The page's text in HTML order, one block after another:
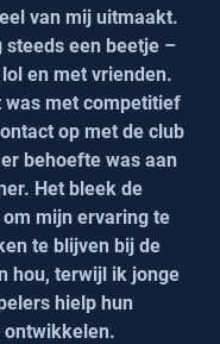
van mij uitmaakt.
steeds een beetje –
en met vrienden.
was met competitief
op met de club
behoefte was aan
Het bleek de
mijn ervaring te
te blijven bij de
hou, terwijl ik jonge
hielp hun
ontwikkelen.